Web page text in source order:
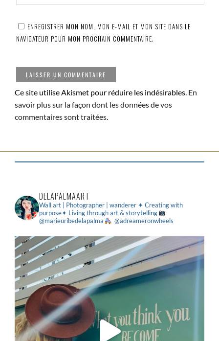
ENREGISTRER MON NOM, MON E-MAIL ET MON SITE DANS LE
NAVIGATEUR POUR MON PROCHAIN COMMENTAIRE.
Ce site utilise Akismet pour réduire les indésirables. En
savoir plus sur la façon dont les données de vos
commentaires sont traitées.
DELAPALMAART
Wall art | Photographer | wanderer ✦ Creating with
purpose✦ Living through art & storytelling
@marieuribedelapalma
@adreameronwheels